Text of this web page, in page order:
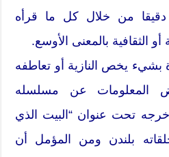
دقيقا من خلال كل ما قرأه
الثقافية بالمعنى الأوسع.
بشيء يخص النازية أو تعاطفه
المعلومات عن مسلسله
أخرجه تحت عنوان “البيت الذي
بلندن ومن المؤمل أن